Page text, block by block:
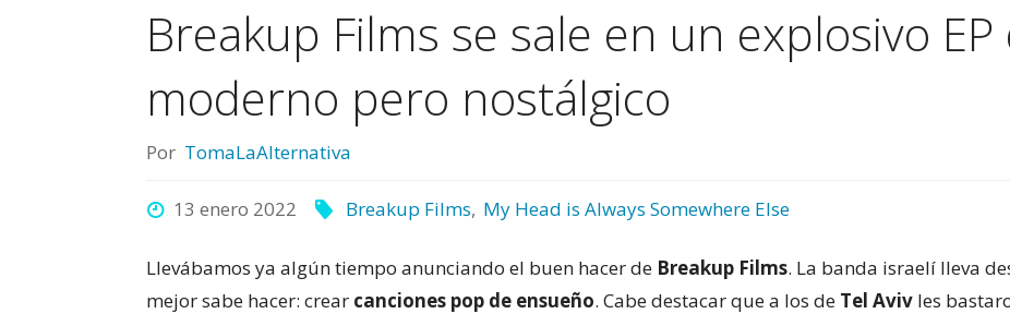
Breakup Films se sale en un explosivo
moderno pero nostálgico
Por TomaLaAlternativa
13 enero 2022 Breakup Films, My Head is Always Somewhere Else
Llevábamos ya algún tiempo anunciando el buen hacer de Breakup Films. La banda israelí lleva
mejor sabe hacer: crear canciones pop de ensueño. Cabe destacar que a los de Tel Aviv les